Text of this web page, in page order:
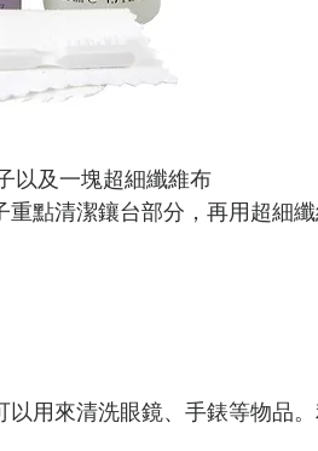
以及一塊超細纖維布
點清潔鑲台部分，再用超細纖
用來清洗眼鏡、手錶等物品